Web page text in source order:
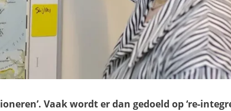
Vaak wordt er dan gedoeld op ‘re-